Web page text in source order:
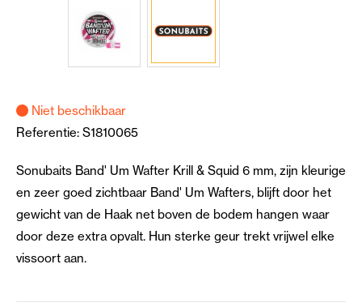
Niet beschikbaar
Referentie: S1810065
Sonubaits Band' Um Wafter Krill & Squid 6 mm, zijn kleurige
en zeer goed zichtbaar Band' Um Wafters, blijft door het
gewicht van de Haak net boven de bodem hangen waar
door deze extra opvalt. Hun sterke geur trekt vrijwel elke
vissoort aan.